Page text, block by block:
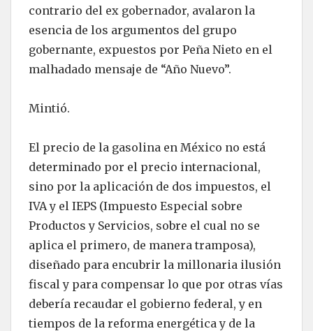
contrario del ex gobernador, avalaron la
esencia de los argumentos del grupo
gobernante, expuestos por Peña Nieto en el
malhadado mensaje de “Año Nuevo”.
Mintió.
El precio de la gasolina en México no está
determinado por el precio internacional,
sino por la aplicación de dos impuestos, el
IVA y el IEPS (Impuesto Especial sobre
Productos y Servicios, sobre el cual no se
aplica el primero, de manera tramposa),
diseñado para encubrir la millonaria ilusión
fiscal y para compensar lo que por otras vías
debería recaudar el gobierno federal, y en
tiempos de la reforma energética y de la